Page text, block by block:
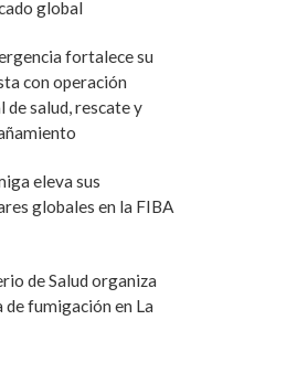
global
fortalece su
con operación
de salud, rescate y
eleva sus
globales en la FIBA
de Salud organiza
de fumigación en La